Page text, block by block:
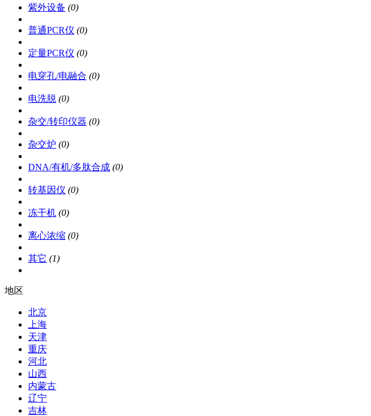
紫外设备 (0)
普通PCR仪 (0)
定量PCR仪 (0)
电穿孔/电融合 (0)
电洗脱 (0)
杂交/转印仪器 (0)
杂交炉 (0)
DNA/有机/多肽合成 (0)
转基因仪 (0)
冻干机 (0)
离心浓缩 (0)
其它 (1)
地区
北京
上海
天津
重庆
河北
山西
内蒙古
辽宁
吉林